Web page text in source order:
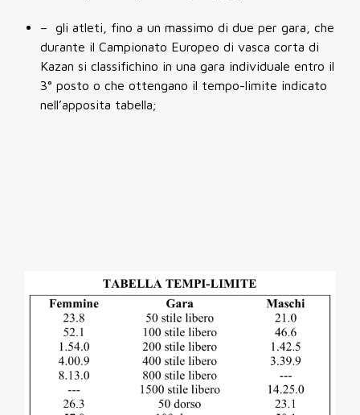
– gli atleti, fino a un massimo di due per gara, che
durante il Campionato Europeo di vasca corta di
Kazan si classifichino in una gara individuale entro il
3° posto o che ottengano il tempo-limite indicato
nell’apposita tabella;